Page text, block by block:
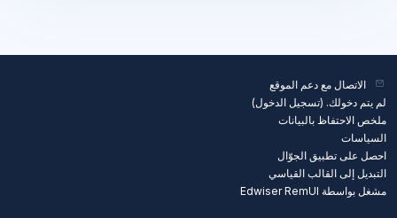
الاتصال مع دعم الموقع
لم يتم دخولك. (تسجيل الدخول)
ملخص الاحتفاظ بالبيانات
السياسات
احصل على تطبيق الجوّال
التبديل إلى القالب القياسي
مشغل بواسطة Edwiser RemUI